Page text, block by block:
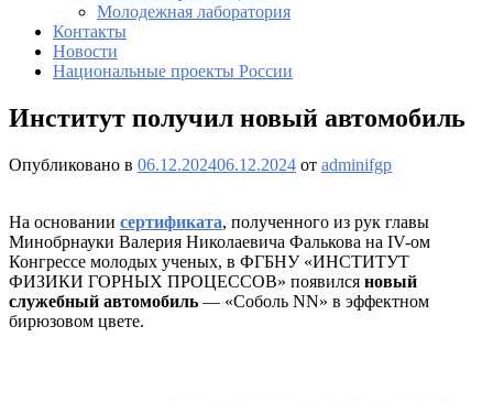
Молодежная лаборатория
Контакты
Новости
Национальные проекты России
Институт получил новый автомобиль
Опубликовано в 06.12.202406.12.2024 от adminifgp
На основании сертификата, полученного из рук главы
Минобрнауки Валерия Николаевича Фалькова на IV-ом
Конгрессе молодых ученых, в ФГБНУ «ИНСТИТУТ
ФИЗИКИ ГОРНЫХ ПРОЦЕССОВ» появился новый
служебный автомобиль — «Соболь NN» в эффектном
бирюзовом цвете.